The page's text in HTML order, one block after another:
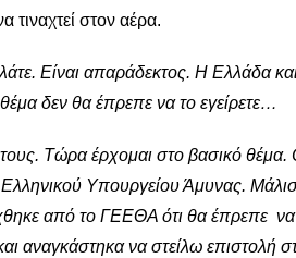
τιναχτεί στον αέρα.
Είναι απαράδεκτος. Η Ελλάδα
δεν θα έπρεπε να το εγείρετε…
Τώρα έρχομαι στο βασικό θέμα.
Υπουργείου Άμυνας.
από το ΓΕΕΘΑ ότι θα έπρεπε να
αναγκάστηκα να στείλω επιστολή